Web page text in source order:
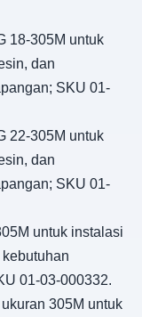
18-305M untuk
dan
SKU 01-
22-305M untuk
dan
SKU 01-
untuk instalasi
01-03-000332.
305M untuk